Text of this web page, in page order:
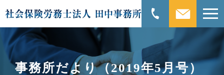
事務所だより（2019年5月号）